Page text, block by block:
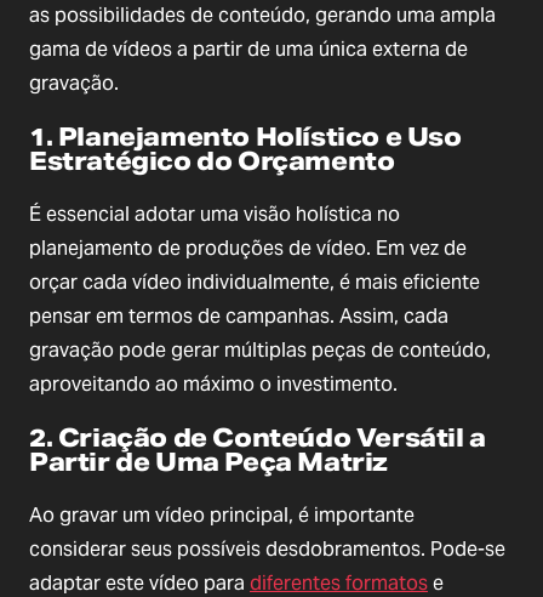
as possibilidades de conteúdo, gerando uma ampla
gama de vídeos a partir de uma única externa de
gravação.
1. Planejamento Holístico e Uso
Estratégico do Orçamento
É essencial adotar uma visão holística no
planejamento de produções de vídeo. Em vez de
orçar cada vídeo individualmente, é mais eficiente
pensar em termos de campanhas. Assim, cada
gravação pode gerar múltiplas peças de conteúdo,
aproveitando ao máximo o investimento.
2. Criação de Conteúdo Versátil a
Partir de Uma Peça Matriz
Ao gravar um vídeo principal, é importante
considerar seus possíveis desdobramentos. Pode-se
adaptar este vídeo para diferentes formatose